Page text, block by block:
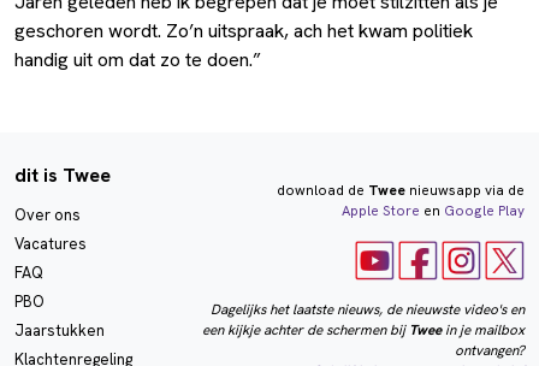
geschoren wordt. Zo’n uitspraak, ach het kwam politiek
handig uit om dat zo te doen.”
dit is Twee
Over ons
Vacatures
FAQ
PBO
Jaarstukken
Klachtenregeling
download de Tweenieuwsapp via de
Apple Store en Google Play
Dagelijks het laatste nieuws, de nieuwste video's en
een kijkje achter de schermen bij Tweein je mailbox
ontvangen?